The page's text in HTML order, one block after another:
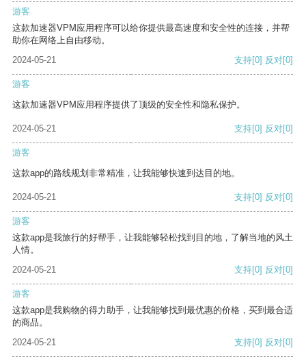
游客
这款加速器VPM应用程序可以给你提供最高速度和安全性的连接，并帮
助你在网络上自由移动。
2024-05-21
支持[0] 反对[0]
游客
这款加速器VPM应用程序提供了顶级的安全性和隐私保护。
2024-05-21 支持[0] 反对[0]
游客
这款app的路线规划非常精准，让我能够快速到达目的地。
2024-05-21 支持[0] 反对[0]
游客
这款app是我旅行的好帮手，让我能够轻松找到目的地，了解当地的风土
人情。
2024-05-21
支持[0] 反对[0]
游客
这款app是我购物的得力助手，让我能够找到最优惠的价格，买到最合适
的商品。
2024-05-21
支持[0] 反对[0]